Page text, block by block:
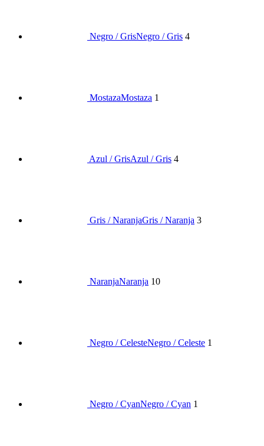
Negro / GrisNegro / Gris 4
MostazaMostaza 1
Azul / GrisAzul / Gris 4
Gris / NaranjaGris / Naranja 3
NaranjaNaranja 10
Negro / CelesteNegro / Celeste 1
Negro / CyanNegro / Cyan 1